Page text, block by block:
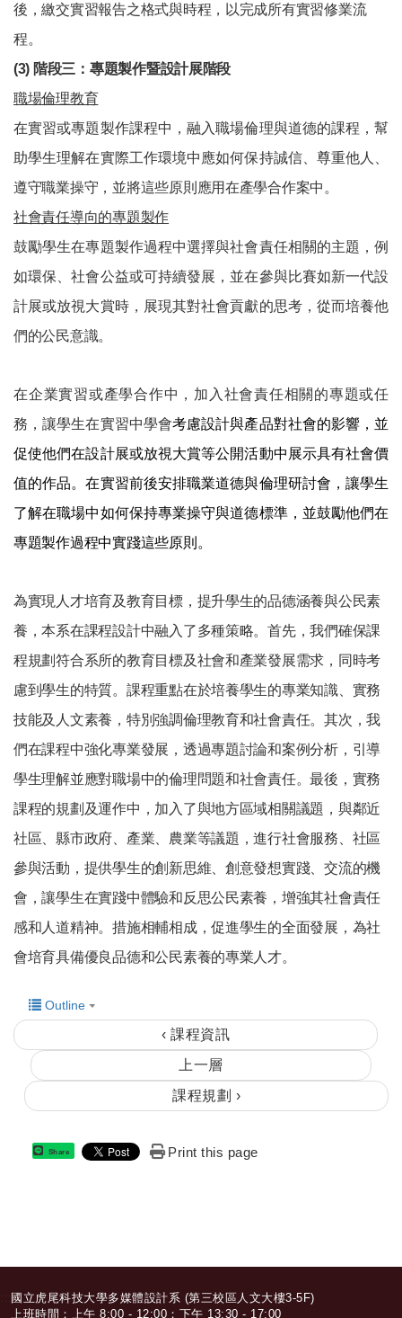
後，繳交實習報告之格式與時程，以完成所有實習修業流
程。
(3) 階段三：專題製作暨設計展階段
職場倫理教育
在實習或專題製作課程中，融入職場倫理與道德的課程，幫
助學生理解在實際工作環境中應如何保持誠信、尊重他人、
遵守職業操守，並將這些原則應用在產學合作案中。
社會責任導向的專題製作
鼓勵學生在專題製作過程中選擇與社會責任相關的主題，例
如環保、社會公益或可持續發展，並在參與比賽如新一代設
計展或放視大賞時，展現其對社會貢獻的思考，從而培養他
們的公民意識。
在企業實習或產學合作中，加入社會責任相關的專題或任
務，讓學生在實習中學會考慮設計與產品對社會的影響，並
促使他們在設計展或放視大賞等公開活動中展示具有社會價
值的作品。在實習前後安排職業道德與倫理研討會，讓學生
了解在職場中如何保持專業操守與道德標準，並鼓勵他們在
專題製作過程中實踐這些原則。
為實現人才培育及教育目標，提升學生的品德涵養與公民素
養，本系在課程設計中融入了多種策略。首先，我們確保課
程規劃符合系所的教育目標及社會和產業發展需求，同時考
慮到學生的特質。課程重點在於培養學生的專業知識、實務
技能及人文素養，特別強調倫理教育和社會責任。其次，我
們在課程中強化專業發展，透過專題討論和案例分析，引導
學生理解並應對職場中的倫理問題和社會責任。最後，實務
課程的規劃及運作中，加入了與地方區域相關議題，與鄰近
社區、縣市政府、產業、農業等議題，進行社會服務、社區
參與活動，提供學生的創新思維、創意發想實踐、交流的機
會，讓學生在實踐中體驗和反思公民素養，增強其社會責任
感和人道精神。措施相輔相成，促進學生的全面發展，為社
會培育具備優良品德和公民素養的專業人才。
Outline
‹ 課程資訊
上一層
課程規劃 ›
Share Print this page
::: 國立虎尾科技大學多媒體設計系 (第三校區人文大樓3-5F)
上班時間：上午 8:00 - 12:00；下午 13:30 - 17:00